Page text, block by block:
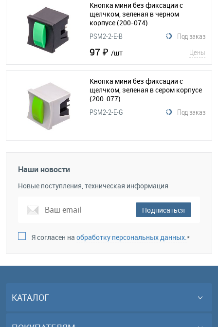
Кнопка мини без фиксации с
щелчком, зеленая в черном
корпусе (200-074)
Под заказ
PSM2-2-E-B
97 ₽ /шт Цены
Кнопка мини без фиксации с
щелчком, зеленая в сером корпусе
(200-077)
Под заказ
PSM2-2-E-G
Наши новости
Новые поступления, техническая информация
Подписаться
Я согласен на обработку персональных данных.*
КАТАЛОГ